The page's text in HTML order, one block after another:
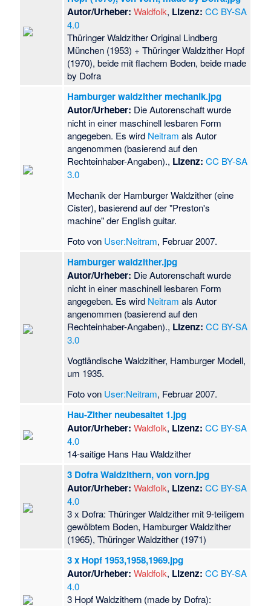
Autor/Urheber: Waldfolk, Lizenz: CC BY-SA
4.0
Thüringer Waldzither Original Lindberg
München (1953) + Thüringer Waldzither Hopf
(1970), beide mit flachem Boden, beide made
by Dofra
Hamburger waldzither mechanik.jpg
Autor/Urheber: Die Autorenschaft wurde
nicht in einer maschinell lesbaren Form
angegeben. Es wird Neitram als Autor
angenommen (basierend auf den
Rechteinhaber-Angaben)., Lizenz: CC BY-SA
3.0
Mechanik der Hamburger Waldzither (eine
Cister), basierend auf der "Preston's
machine" der English guitar.
Foto von User:Neitram, Februar 2007.
Hamburger waldzither.jpg
Autor/Urheber: Die Autorenschaft wurde
nicht in einer maschinell lesbaren Form
angegeben. Es wird Neitram als Autor
angenommen (basierend auf den
Rechteinhaber-Angaben)., Lizenz: CC BY-SA
3.0
Vogtländische Waldzither, Hamburger Modell,
um 1935.
Foto von User:Neitram, Februar 2007.
Hau-Zither neubesaitet 1.jpg
Autor/Urheber: Waldfolk, Lizenz: CC BY-SA
4.0
14-saitige Hans Hau Waldzither
3 Dofra Waldzithern, von vorn.jpg
Autor/Urheber: Waldfolk, Lizenz: CC BY-SA
4.0
3 x Dofra: Thüringer Waldzither mit 9-teiligem
gewölbtem Boden, Hamburger Waldzither
(1965), Thüringer Waldzither (1971)
3 x Hopf 1953,1958,1969.jpg
Autor/Urheber: Waldfolk, Lizenz: CC BY-SA
4.0
3 Hopf Waldzithern (made by Dofra):